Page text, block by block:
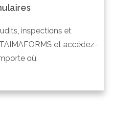
inspections et
et accédez-
où.